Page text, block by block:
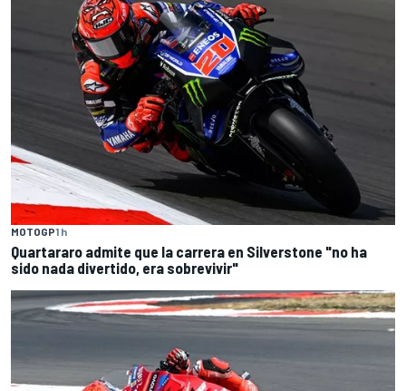
MOTOGP1 h
Quartararo admite que la carrera en Silverstone "no ha
sido nada divertido, era sobrevivir"